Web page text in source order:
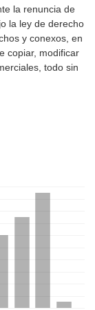
la renuncia de
la ley de derecho
y conexos, en
copiar, modificar
todo sin